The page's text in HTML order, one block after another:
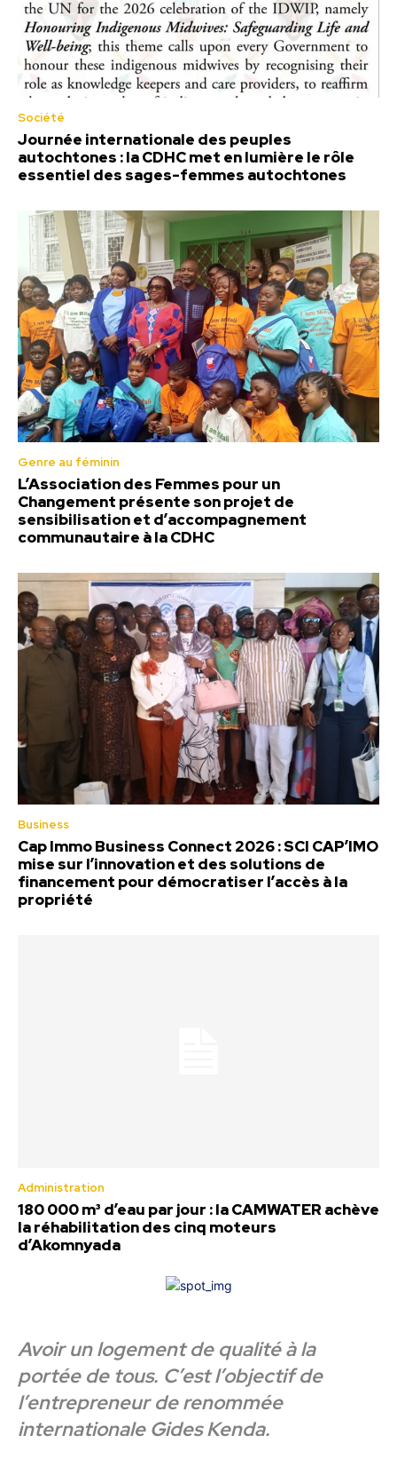
Société
Journée internationale des peuples
autochtones : la CDHC met en lumière le rôle
essentiel des sages-femmes autochtones
Genre au féminin
L’Association des Femmes pour un
Changement présente son projet de
sensibilisation et d’accompagnement
communautaire à la CDHC
Business
Cap Immo Business Connect 2026 : SCI CAP’IMO
mise sur l’innovation et des solutions de
financement pour démocratiser l’accès à la
propriété
Administration
180 000 m³ d’eau par jour : la CAMWATER achève
la réhabilitation des cinq moteurs
d’Akomnyada
Avoir un logement de qualité à la
portée de tous. C’est l’objectif de
l’entrepreneur de renommée
internationale Gides Kenda.